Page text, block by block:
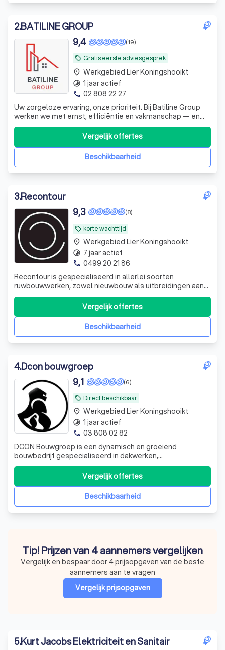
2.BATILINE GROUP
local_offer Gratis eerste adviesgesprek
(19)
9,4
Uw zorgeloze ervaring, onze prioriteit. Bij Batiline Group
werken we met ernst, efficiëntie en vakmanschap — en
laten we vooral ons werk voor zich spreken.
Beschikbaarheid
Vergelijk offertes
place Werkgebied Lier Koningshooikt
timelapse 1 jaar actief
phone 02 808 22 27
3.Recontour
local_offer korte wachttijd
(8)
9,3
Recontour is gespecialiseerd in allerlei soorten
ruwbouwwerken, zowel nieuwbouw als uitbreidingen aan
een bestaande woning, poolhouse en tuinhuizen.
Beschikbaarheid
Vergelijk offertes
place Werkgebied Lier Koningshooikt
timelapse 7 jaar actief
phone 0499 20 21 86
4.Dcon bouwgroep
local_offer Direct beschikbaar
(6)
9,1
DCON Bouwgroep is een dynamisch en groeiend
bouwbedrijf gespecialiseerd in dakwerken,
totaalrenovaties en energie-oplossingen. Met een focus
op kwaliteit, betrouwbaarheid en service van begin tot
eind
Beschikbaarheid
Vergelijk offertes
place Werkgebied Lier Koningshooikt
timelapse 1 jaar actief
phone 03 808 02 82
Tip! Prijzen van 4 aannemers vergelijken
Vergelijk en bespaar door 4 prijsopgaven van de beste
aannemers aan te vragen
Vergelijk prijsopgaven
5.Kurt Jacobs Elektriciteit en Sanitair